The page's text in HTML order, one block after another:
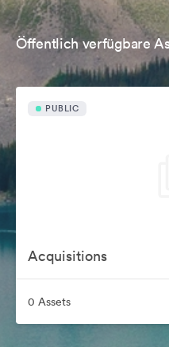
Öffentlich verfügbare
PUBLIC
Acquisitions
0 Assets